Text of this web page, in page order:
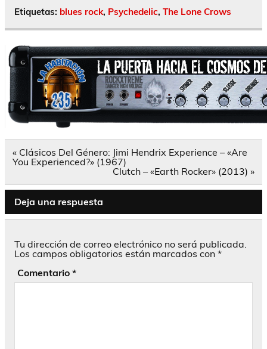
Etiquetas: blues rock, Psychedelic, The Lone Crows
Navegación
de
entradas
« Clásicos Del Género: Jimi Hendrix Experience – «Are
You Experienced?» (1967)
Clutch – «Earth Rocker» (2013) »
Deja una respuesta
Tu dirección de correo electrónico no será publicada.
Los campos obligatorios están marcados con *
Comentario *